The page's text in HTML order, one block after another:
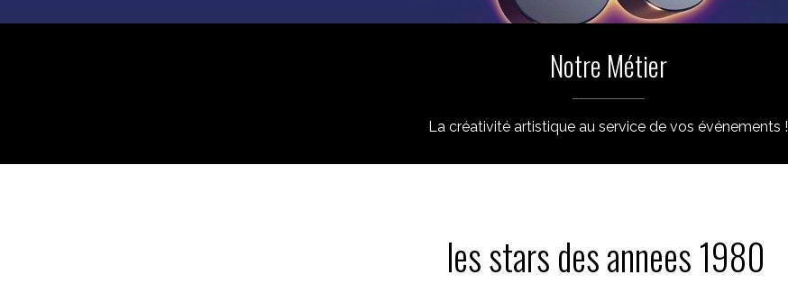
Notre Métier
La créativité artistique au service de vos événements !
les stars des annees 1980